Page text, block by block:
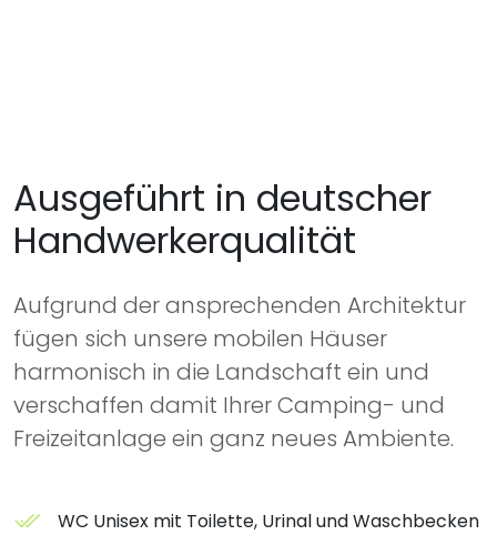
Ausgeführt in deutscher
Handwerkerqualität
Aufgrund der ansprechenden Architektur
fügen sich unsere mobilen Häuser
harmonisch in die Landschaft ein und
verschaffen damit Ihrer Camping- und
Freizeitanlage ein ganz neues Ambiente.
WC Unisex mit Toilette, Urinal und Waschbecken